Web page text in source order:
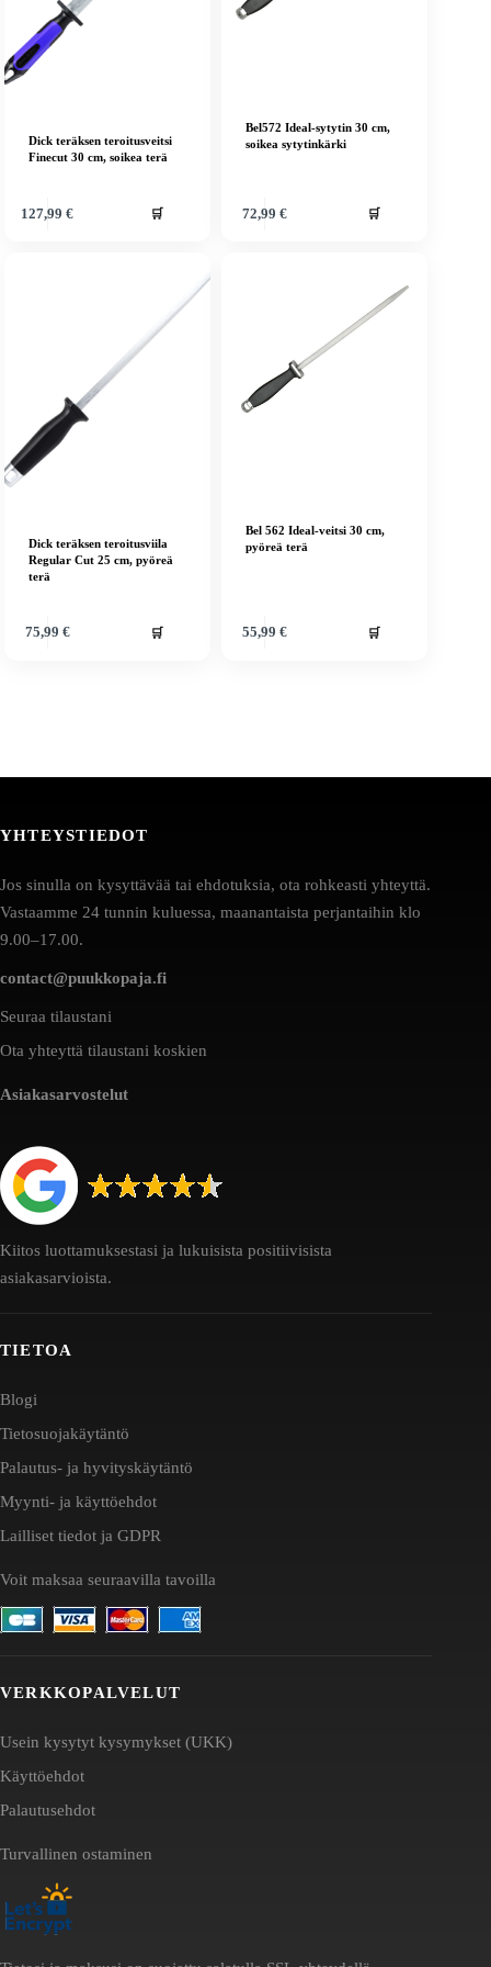
Dick teräksen teroitusveitsi
Finecut 30 cm, soikea terä
127,99€ 🛒
Bel572 Ideal-sytytin 30 cm,
soikea sytytinkärki
72,99 € 🛒
Dick teräksen teroitusviila
Regular Cut 25 cm, pyöreä
terä
75,99 € 🛒
Bel 562 Ideal-veitsi 30 cm,
pyöreä terä
55,99 € 🛒
YHTEYSTIEDOT
Jos sinulla on kysyttävää tai ehdotuksia, ota rohkeasti yhteyttä.
Vastaamme 24 tunnin kuluessa, maanantaista perjantaihin klo
9.00–17.00.
contact@puukkopaja.fi
Seuraa tilaustani
Ota yhteyttä tilaustani koskien
Asiakasarvostelut
Kiitos luottamuksestasi ja lukuisista positiivisista
asiakasarvioista.
TIETOA
Blogi
Tietosuojakäytäntö
Palautus- ja hyvityskäytäntö
Myynti- ja käyttöehdot
Lailliset tiedot ja GDPR
Voit maksaa seuraavilla tavoilla
VERKKOPALVELUT
Usein kysytyt kysymykset (UKK)
Käyttöehdot
Palautusehdot
Turvallinen ostaminen